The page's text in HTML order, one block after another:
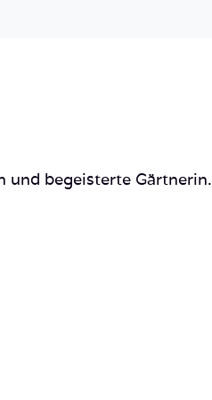
und begeisterte Gärtnerin.